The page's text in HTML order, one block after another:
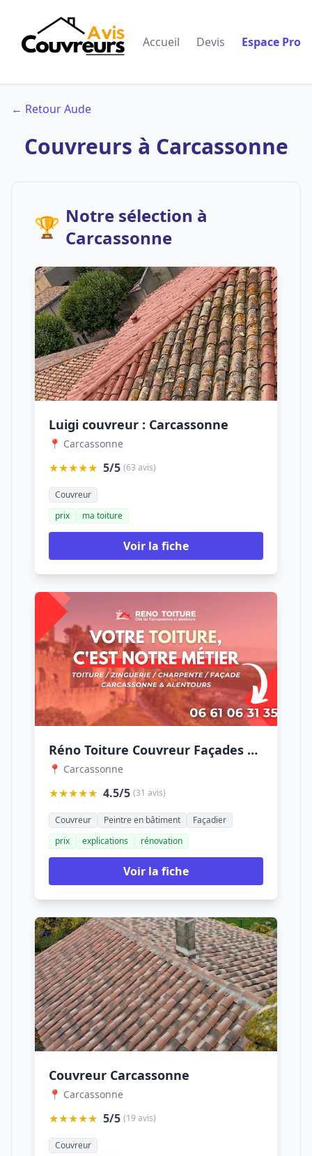
Accueil Devis Espace Pro
← Retour Aude
Couvreurs à Carcassonne
🏆 Notre sélection à
Carcassonne
Luigi couvreur : Carcassonne
📍 Carcassonne
★★★★★ 5/5 (63 avis)
Couvreur
prix
ma toiture
Voir la fiche
Réno Toiture Couvreur Façades Carcassonne
📍 Carcassonne
★★★★★ 4.5/5 (31 avis)
Couvreur Peintre en bâtiment
Façadier
prix
explications rénovation
Voir la fiche
Couvreur Carcassonne
📍 Carcassonne
★★★★★ 5/5 (19 avis)
Couvreur